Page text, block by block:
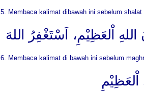
5. Membaca kalimat dibawah ini sebelum
اْلعَظِيْمِ، اَسْتَغْفِرُ اللهَ
6. Membaca kalimat di bawah ini sebelum
اْلعَظِيْمِ